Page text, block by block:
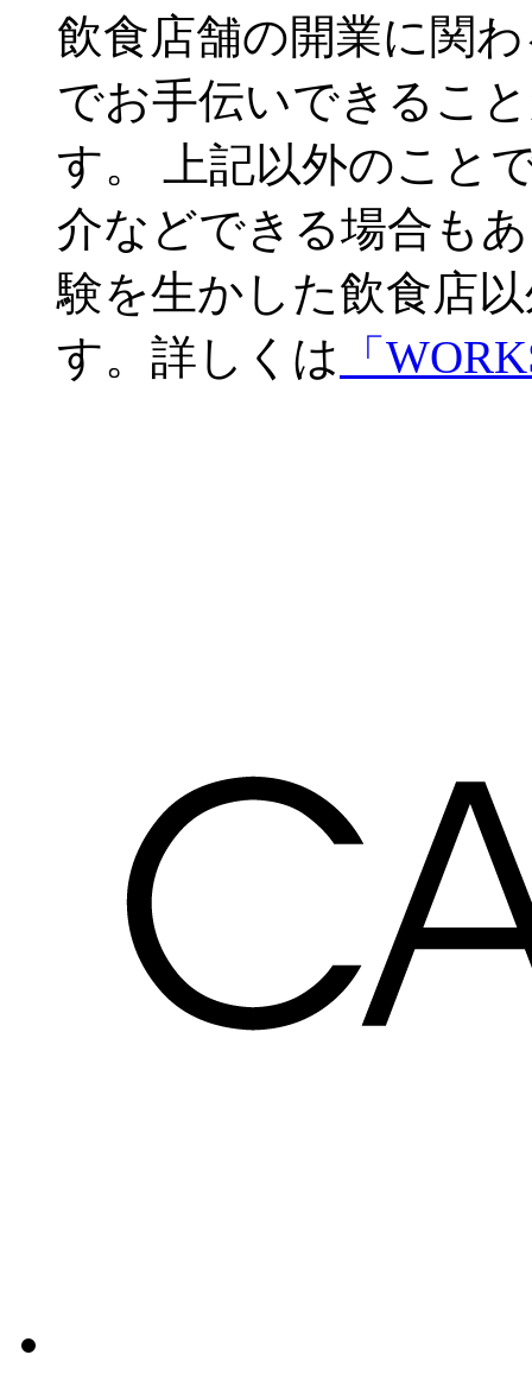
飲食店舗の開業に関
でお手伝いできるこ
す。 上記以外のこと
介などできる場合も
験を生かした飲食店
す。詳しくは 「